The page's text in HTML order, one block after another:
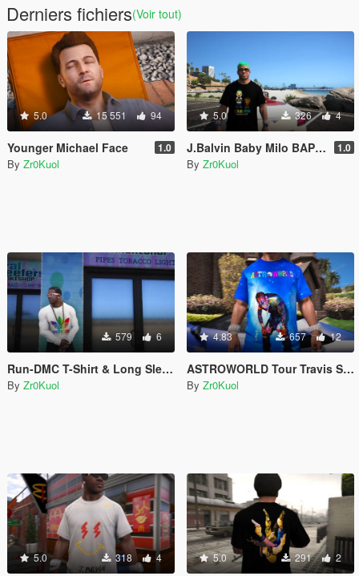
Derniers fichiers(Voir tout)
5.0 15 551 94
Younger Michael Face 1.0
By Zr0Kuol
5.0 326 4
J.Balvin Baby Milo BAPE T-Shirt 1.0
By Zr0Kuol
579 6
Run-DMC T-Shirt & Long Sleeve Collection
By Zr0Kuol
4.83 657 12
ASTROWORLD Tour Travis Scott
By Zr0Kuol
5.0 318 4 5.0 291 2